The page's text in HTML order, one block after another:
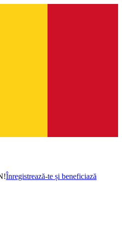
Înregistrează-te și beneficiază